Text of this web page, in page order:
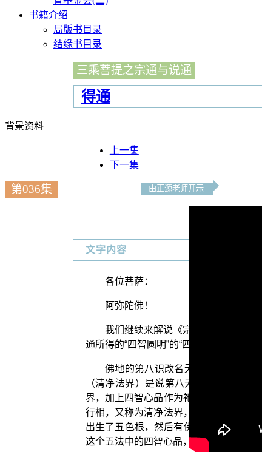
书籍介绍
局版书目录
结缘书目录
三乘菩提之宗通与说通
得通
背景资料
上一集
下一集
第036集 由正源老师开示
文字内容
各位菩萨：
阿弥陀佛！
我们继续来解说《宗通与说通》。
通所得的“四智圆明”的“四智心品”，也就
佛地的第八识改名无垢识，无垢识
（清净法界）是说第八无垢识所显示
界，加上四智心品作为祂转依，然后总
行相，又称为清净法界，这是第一法；
出生了五色根，然后有佛地的七识心王
这个五法中的四智心品，其实也是转依